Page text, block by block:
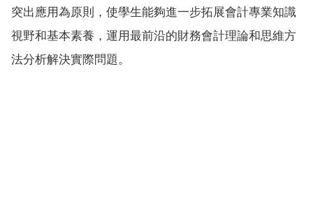
突出應用為原則，使學生能夠進一步拓展會計專業知識
視野和基本素養，運用最前沿的財務會計理論和思維方
法分析解決實際問題。